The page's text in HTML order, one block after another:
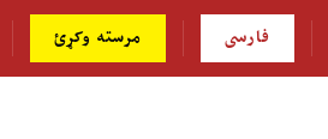
فارسی مرسته وکړئ